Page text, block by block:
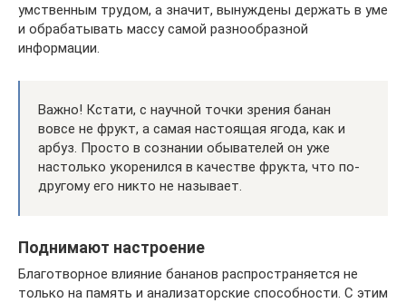
умственным трудом, а значит, вынуждены держать в уме
и обрабатывать массу самой разнообразной
информации.
Важно! Кстати, с научной точки зрения банан
вовсе не фрукт, а самая настоящая ягода, как и
арбуз. Просто в сознании обывателей он уже
настолько укоренился в качестве фрукта, что по-
другому его никто не называет.
Поднимают настроение
Благотворное влияние бананов распространяется не
только на память и анализаторские способности. С этим